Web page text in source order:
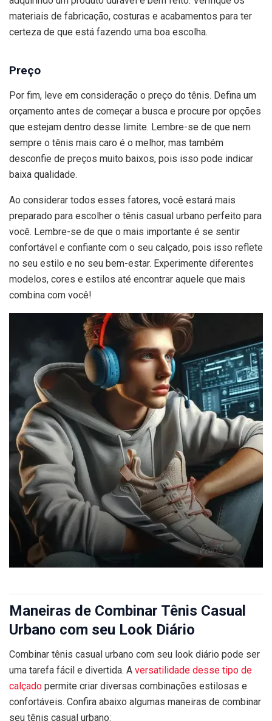
materiais de fabricação, costuras e acabamentos para ter
certeza de que está fazendo uma boa escolha.
Preço
Por fim, leve em consideração o preço do tênis. Defina um
orçamento antes de começar a busca e procure por opções
que estejam dentro desse limite. Lembre-se de que nem
sempre o tênis mais caro é o melhor, mas também
desconfie de preços muito baixos, pois isso pode indicar
baixa qualidade.
Ao considerar todos esses fatores, você estará mais
preparado para escolher o tênis casual urbano perfeito para
você. Lembre-se de que o mais importante é se sentir
confortável e confiante com o seu calçado, pois isso reflete
no seu estilo e no seu bem-estar. Experimente diferentes
modelos, cores e estilos até encontrar aquele que mais
combina com você!
Maneiras de Combinar Tênis Casual
Urbano com seu Look Diário
Combinar tênis casual urbano com seu look diário pode ser
uma tarefa fácil e divertida. A versatilidade desse tipo de
calçado permite criar diversas combinações estilosas e
confortáveis. Confira abaixo algumas maneiras de combinar
seu tênis casual urbano: